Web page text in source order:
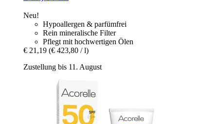
Neu!
Hypoallergen & parfümfrei
Rein mineralische Filter
Pflegt mit hochwertigen Ölen
€ 21,19 (€ 423,80 / l)
Zustellung bis 11. August